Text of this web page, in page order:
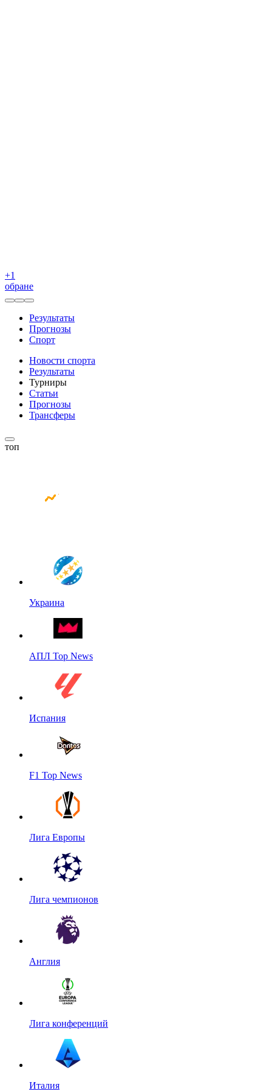
+1
обране
Результаты
Прогнозы
Спорт
Новости спорта
Результаты
Турниры
Статьи
Прогнозы
Трансферы
топ
Украина
АПЛ Top News
Испания
F1 Top News
Лига Европы
Лига чемпионов
Англия
Лига конференций
Италия